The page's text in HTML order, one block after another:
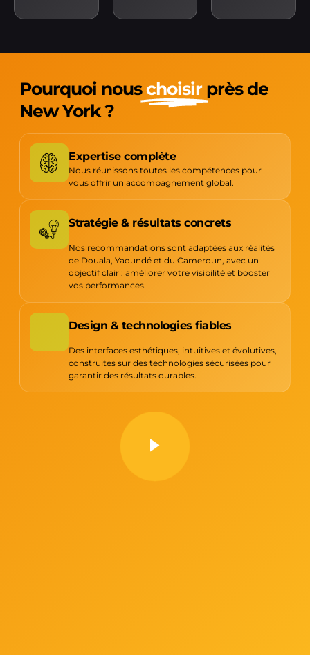
Pourquoi nouschoisir près de
New York ?
Expertise complète
Nous réunissons toutes les compétences pour
vous offrir un accompagnement global.
Stratégie & résultats concrets
Nos recommandations sont adaptées aux réalités
de Douala, Yaoundé et du Cameroun, avec un
objectif clair : améliorer votre visibilité et booster
vos performances.
Design & technologies fiables
Des interfaces esthétiques, intuitives et évolutives,
construites sur des technologies sécurisées pour
garantir des résultats durables.